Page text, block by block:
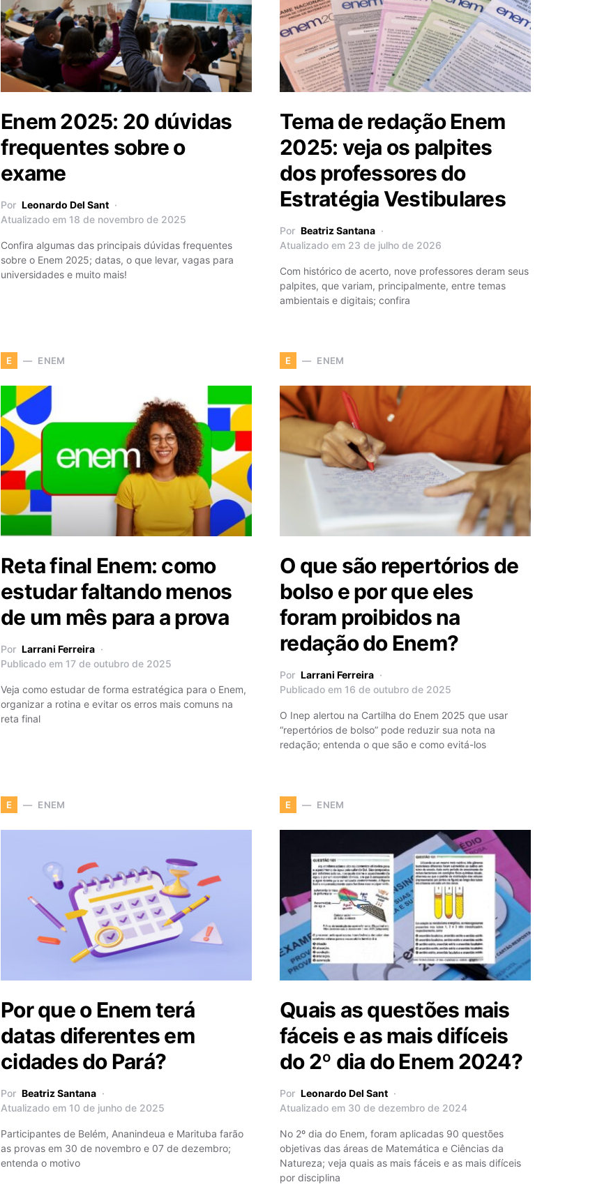
Enem 2025: 20 dúvidas
frequentes sobre o
exame
Por Leonardo Del Sant
Atualizado em 18 de novembro de 2025
Confira algumas das principais dúvidas frequentes
sobre o Enem 2025; datas, o que levar, vagas para
universidades e muito mais!
Tema de redação Enem
2025: veja os palpites
dos professores do
Estratégia Vestibulares
Por Beatriz Santana
Atualizado em 23 de julho de 2026
Com histórico de acerto, nove professores deram seus
palpites, que variam, principalmente, entre temas
ambientais e digitais; confira
E ENEM
Reta final Enem: como
estudar faltando menos
de um mês para a prova
Por Larrani Ferreira
Publicado em 17 de outubro de 2025
Veja como estudar de forma estratégica para o Enem,
organizar a rotina e evitar os erros mais comuns na
reta final
E ENEM
O que são repertórios de
bolso e por que eles
foram proibidos na
redação do Enem?
Por Larrani Ferreira
Publicado em 16 de outubro de 2025
O Inep alertou na Cartilha do Enem 2025 que usar
“repertórios de bolso” pode reduzir sua nota na
redação; entenda o que são e como evitá-los
E ENEM
Por que o Enem terá
datas diferentes em
cidades do Pará?
Por Beatriz Santana
Atualizado em 10 de junho de 2025
Participantes de Belém, Ananindeua e Marituba farão
as provas em 30 de novembro e 07 de dezembro;
entenda o motivo
E ENEM
Quais as questões mais
fáceis e as mais difíceis
do 2º dia do Enem 2024?
Por Leonardo Del Sant
Atualizado em 30 de dezembro de 2024
No 2º dia do Enem, foram aplicadas 90 questões
objetivas das áreas de Matemática e Ciências da
Natureza; veja quais as mais fáceis e as mais difíceis
por disciplina